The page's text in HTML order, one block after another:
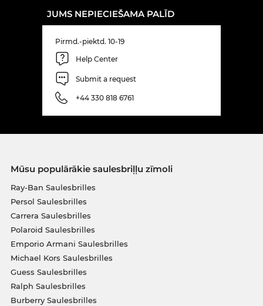
JUMS NEPIECIEŠAMA PALĪD
Pirmd.-piektd. 10-19
Help Center
Submit a request
+44 330 818 6761
Mūsu populārākie saulesbriļļu zīmoli
Ray-Ban Saulesbrilles
Persol Saulesbrilles
Carrera Saulesbrilles
Polaroid Saulesbrilles
Emporio Armani Saulesbrilles
Michael Kors Saulesbrilles
Guess Saulesbrilles
Ralph Saulesbrilles
Burberry Saulesbrilles